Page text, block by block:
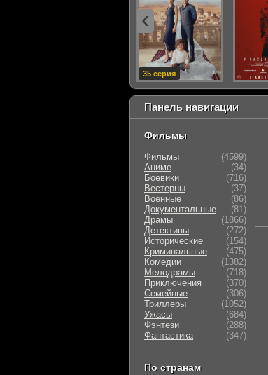
Панель навигации
Фильмы
Фильмы
(4599)
Аниме
(34)
Боевики
(716)
Вестерны
(37)
Военные
(86)
Документальные
(81)
Драмы
(1866)
Детективы
(272)
Исторические
(154)
Криминальные
(475)
Комедии
(1382)
Мелодрамы
(718)
Приключения
(370)
Семейные
(306)
Триллеры
(1052)
Ужасы
(684)
Фэнтези
(288)
Фантастика
(347)
По странам
35 серия
‹